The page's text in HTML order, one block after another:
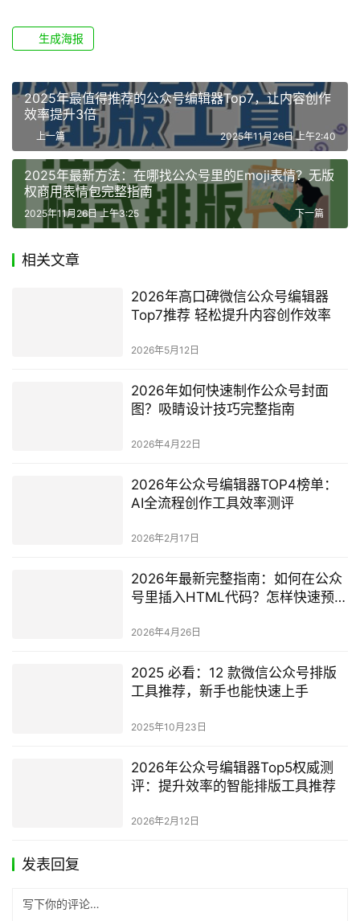
生成海报
2025年最值得推荐的公众号编辑器Top7，让内容创作
效率提升3倍
上一篇 2025年11月26日 上午2:40
2025年最新方法：在哪找公众号里的Emoji表情？无版
权商用表情包完整指南
下一篇
2025年11月26日 上午3:25
相关文章
2026年高口碑微信公众号编辑器
Top7推荐 轻松提升内容创作效率
2026年5月12日
2026年如何快速制作公众号封面
图？吸睛设计技巧完整指南
2026年4月22日
2026年公众号编辑器TOP4榜单：
AI全流程创作工具效率测评
2026年2月17日
2026年最新完整指南：如何在公众
号里插入HTML代码？怎样快速预览
2026年4月26日
2025 必看：12 款微信公众号排版
工具推荐，新手也能快速上手
2025年10月23日
2026年公众号编辑器Top5权威测
评：提升效率的智能排版工具推荐
2026年2月12日
发表回复